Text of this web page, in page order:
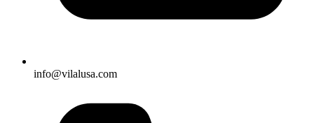
info@vilalusa.com